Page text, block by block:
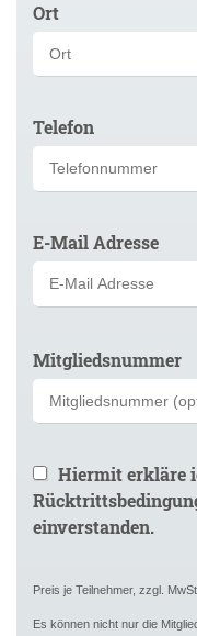
Ort
Telefon
E-Mail Adresse
lasse
dieses
Feld
Mitgliedsnummer
Hiermit erkläre
einverstanden.
Preis je Teilnehmer, zzgl.
Es können nicht nur die